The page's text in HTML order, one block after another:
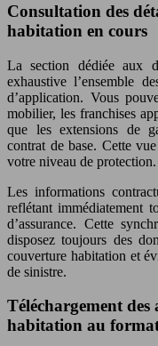
Consultation des
habitation en cours
La section dédiée aux
exhaustive l’ensemble
d’application. Vous
mobilier, les franchises
que les extensions de
contrat de base. Cette
votre niveau de protection.
Les informations
reflétant immédiatement
d’assurance. Cette
disposez toujours des
couverture habitation et
de sinistre.
Téléchargement des
habitation au